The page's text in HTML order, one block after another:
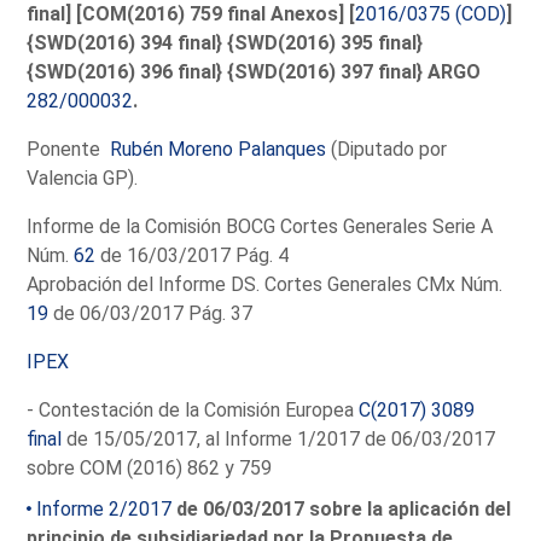
final] [COM(2016) 759 final Anexos] [2016/0375 (COD)]
{SWD(2016) 394 final} {SWD(2016) 395 final}
{SWD(2016) 396 final} {SWD(2016) 397 final} ARGO
282/000032.
Ponente Rubén Moreno Palanques (Diputado por
Valencia GP).
Informe de la Comisión BOCG Cortes Generales Serie A
Núm.62 de 16/03/2017 Pág. 4
Aprobación del Informe DS. Cortes Generales CMx Núm.
19 de 06/03/2017 Pág. 37
IPEX
- Contestación de la Comisión EuropeaC(2017) 3089
final de 15/05/2017, al Informe 1/2017 de 06/03/2017
sobre COM (2016) 862 y 759
Informe 2/2017 de 06/03/2017 sobre la aplicación del